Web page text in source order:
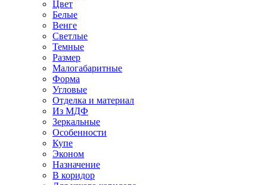
Цвет
Белые
Венге
Светлые
Темные
Размер
Малогабаритные
Форма
Угловые
Отделка и материал
Из МДФ
Зеркальные
Особенности
Купе
Эконом
Назначение
В коридор